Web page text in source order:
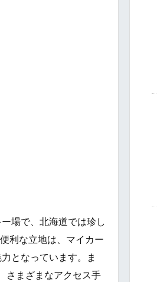
場で、北海道では珍し
利な立地は、マイカー
となっています。ま
さまざまなアクセス手